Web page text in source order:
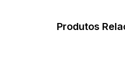
Produtos